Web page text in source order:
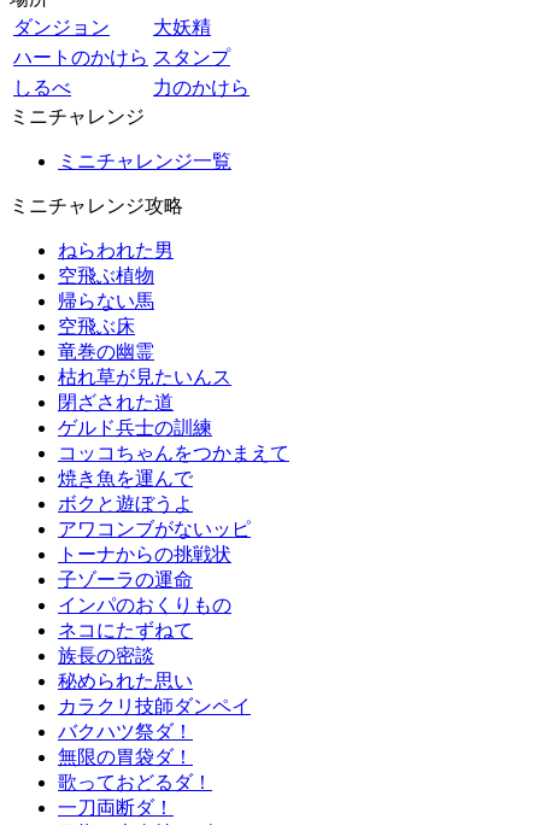
ダンジョン
大妖精
ハートのかけら スタンプ
しるべ
力のかけら
ミニチャレンジ
ミニチャレンジ一覧
ミニチャレンジ攻略
ねらわれた男
空飛ぶ植物
帰らない馬
空飛ぶ床
竜巻の幽霊
枯れ草が見たいんス
閉ざされた道
ゲルド兵士の訓練
コッコちゃんをつかまえて
焼き魚を運んで
ボクと遊ぼうよ
アワコンブがないッピ
トーナからの挑戦状
子ゾーラの運命
インパのおくりもの
ネコにたずねて
族長の密談
秘められた思い
カラクリ技師ダンペイ
バクハツ祭ダ！
無限の胃袋ダ！
歌っておどるダ！
一刀両断ダ！